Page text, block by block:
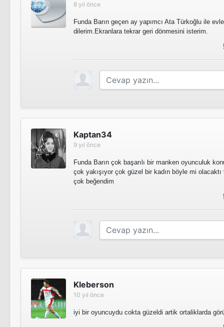
8 yıl önce
Funda Barın geçen ay yapımcı Ata Türkoğlu ile
dilerim.Ekranlara tekrar geri dönmesini isterim.
Kaptan34
9 yıl önce
Funda Barın çok başarılı bir manken oyunculuk
çok yakışıyor çok güzel bir kadın böyle mi
çok beğendim
Kleberson
10 yıl önce
iyi bir oyuncuydu cokta güzeldi artik ortaliklarda